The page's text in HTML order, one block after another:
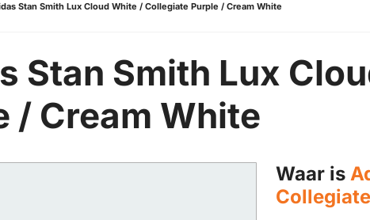
Stan Smith Lux Cloud White / Collegiate Purple / Cream White
Stan Smith Lux
/ Cream White
Waar is